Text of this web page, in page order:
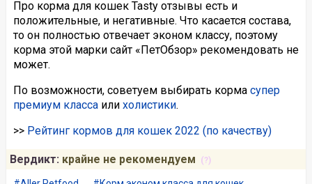
Про корма для кошек Tasty отзывы есть и
положительные, и негативные. Что касается состава,
то он полностью отвечает эконом классу, поэтому
корма этой марки сайт «ПетОбзор» рекомендовать не
может.
По возможности, советуем выбирать корма супер
премиум классаили холистики.
>> Рейтинг кормов для кошек 2022 (по качеству)
Вердикт: крайне не рекомендуем (?)